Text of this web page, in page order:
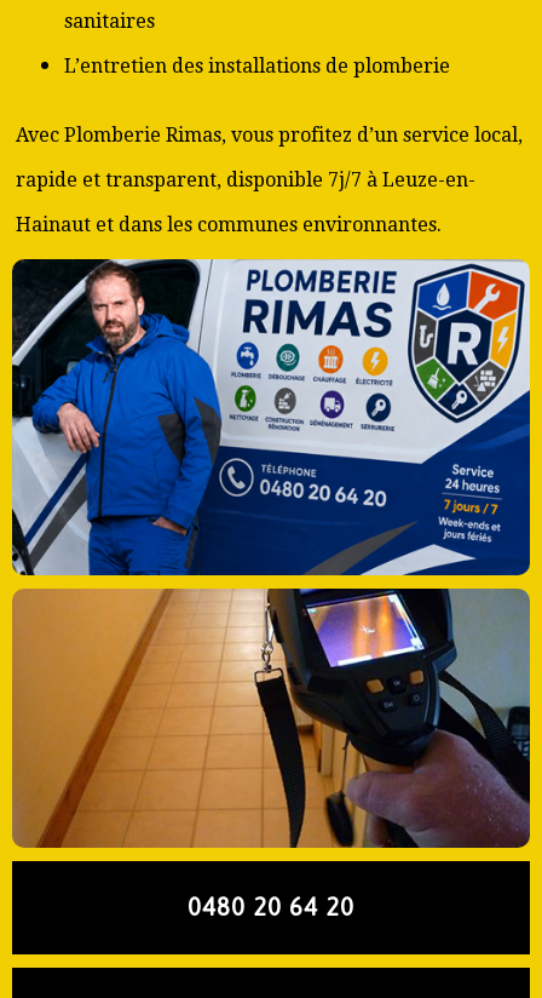
sanitaires
L’entretien des installations de plomberie
Avec Plomberie Rimas, vous profitez d’un service local,
rapide et transparent, disponible 7j/7 à Leuze-en-
Hainaut et dans les communes environnantes.
0480 20 64 20